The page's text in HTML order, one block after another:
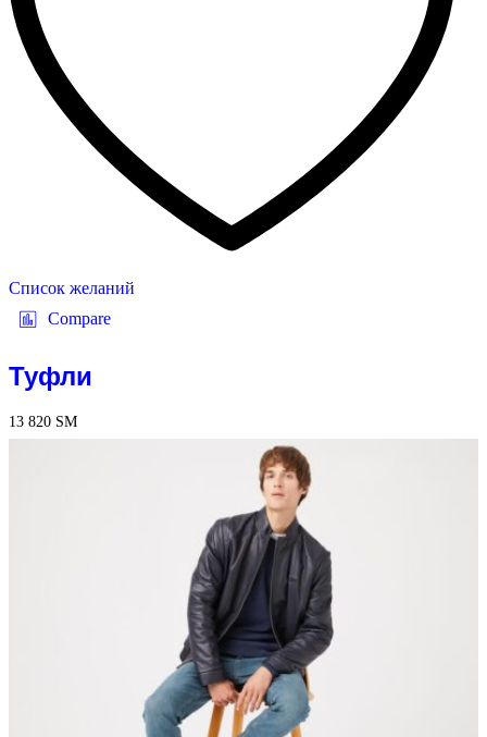
Список желаний
Compare
Туфли
13 820 ЅМ